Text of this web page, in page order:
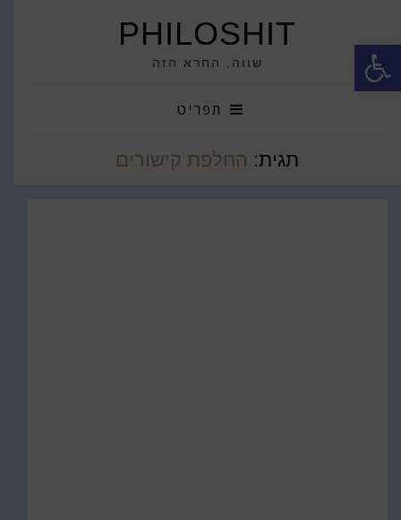
פתח סרגל נגישות PHILOSHIT
שווה, החרא הזה
תפריט
תגית: החלפת קישורים